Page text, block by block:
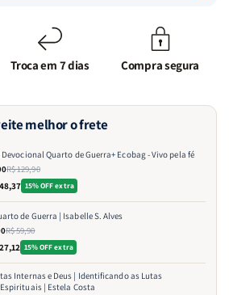
Troca em 7 dias Compra segura
melhor o frete
Kit Vida de Fé: Devocional Quarto de Guerra+ Ecobag - Vivo pela fé
R$ 129,90
15% OFF extra
de Guerra | Isabelle S. Alves
R$ 59,90
15% OFF extra
Internas e Deus | Identificando as Lutas
| Estela Costa